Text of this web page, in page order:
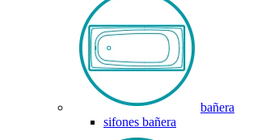
bañera
sifones bañera